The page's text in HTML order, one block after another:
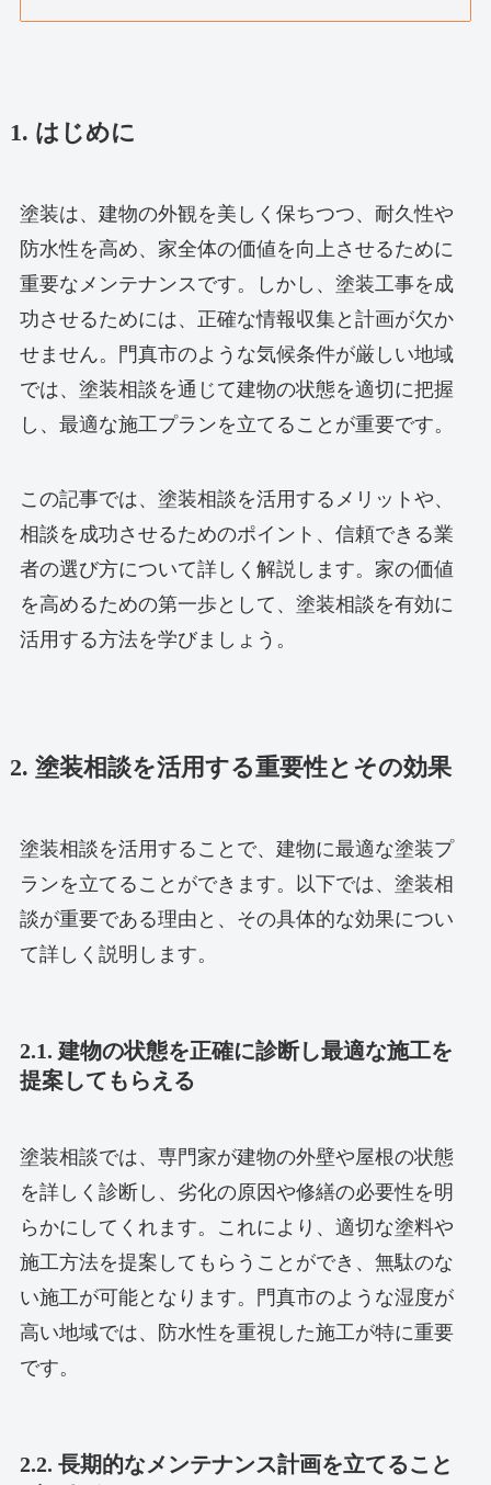
1. はじめに
塗装は、建物の外観を美しく保ちつつ、耐久性や
防水性を高め、家全体の価値を向上させるために
重要なメンテナンスです。しかし、塗装工事を成
功させるためには、正確な情報収集と計画が欠か
せません。門真市のような気候条件が厳しい地域
では、塗装相談を通じて建物の状態を適切に把握
し、最適な施工プランを立てることが重要です。
この記事では、塗装相談を活用するメリットや、
相談を成功させるためのポイント、信頼できる業
者の選び方について詳しく解説します。家の価値
を高めるための第一歩として、塗装相談を有効に
活用する方法を学びましょう。
2. 塗装相談を活用する重要性とその効果
塗装相談を活用することで、建物に最適な塗装プ
ランを立てることができます。以下では、塗装相
談が重要である理由と、その具体的な効果につい
て詳しく説明します。
2.1. 建物の状態を正確に診断し最適な施工を
提案してもらえる
塗装相談では、専門家が建物の外壁や屋根の状態
を詳しく診断し、劣化の原因や修繕の必要性を明
らかにしてくれます。これにより、適切な塗料や
施工方法を提案してもらうことができ、無駄のな
い施工が可能となります。門真市のような湿度が
高い地域では、防水性を重視した施工が特に重要
です。
2.2. 長期的なメンテナンス計画を立てること